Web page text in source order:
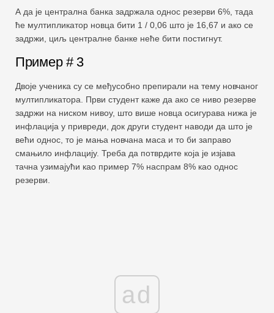
А да је централна банка задржала однос резерви 6%, тада
ће мултипликатор новца бити 1 / 0,06 што је 16,67 и ако се
задржи, циљ централне банке неће бити постигнут.
Пример # 3
Двоје ученика су се међусобно препирали на тему новчаног
мултипликатора. Први студент каже да ако се ниво резерве
задржи на ниском нивоу, што више новца осигурава нижа је
инфлација у привреди, док други студент наводи да што је
већи однос, то је мања новчана маса и то би заправо
смањило инфлацију. Треба да потврдите која је изјава
тачна узимајући као пример 7% наспрам 8% као однос
резерви.
ad